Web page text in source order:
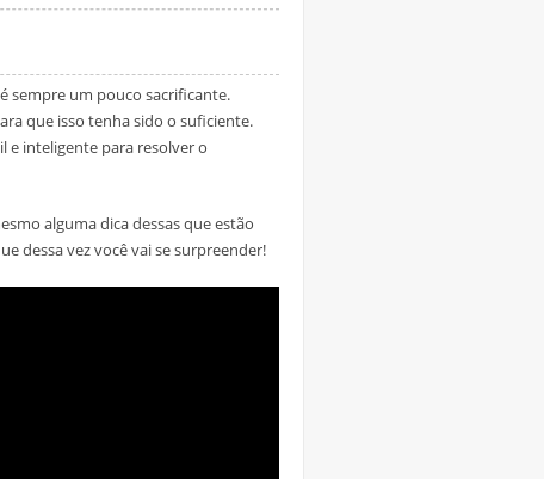
sempre um pouco sacrificante.
que isso tenha sido o suficiente.
e inteligente para resolver o
alguma dica dessas que estão
dessa vez você vai se surpreender!